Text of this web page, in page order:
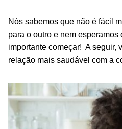
Nós sabemos que não é fácil
para o outro e nem
importante começar! A seguir,
relação mais saudável com a